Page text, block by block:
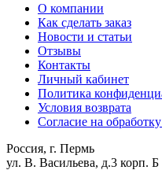
О компании
Как сделать заказ
Новости и статьи
Отзывы
Контакты
Личный кабинет
Политика
Условия возврата
Согласие на
Россия, г. Пермь
ул. В. Васильева, д.3 корп. Б